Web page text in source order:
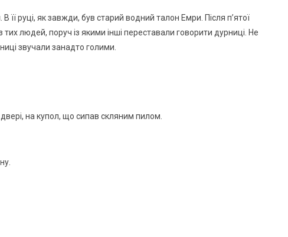
її руці, як завжди, був старий водний талон Емри. Після п’ятої
людей, поруч із якими інші переставали говорити дурниці. Не
звучали занадто голими.
на купол, що сипав скляним пилом.